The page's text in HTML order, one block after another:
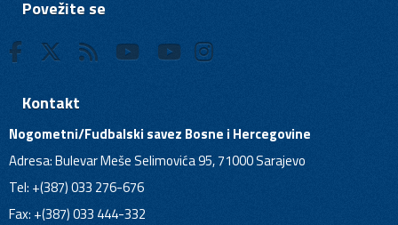
Povežite se
Kontakt
Nogometni/Fudbalski savez Bosne i Hercegovine
Adresa: Bulevar Meše Selimovića 95, 71000 Sarajevo
Tel: +(387) 033 276-676
Fax: +(387) 033 444-332